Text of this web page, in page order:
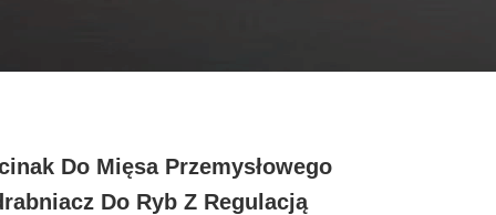
Do Mięsa Przemysłowego
Do Ryb Z Regulacją